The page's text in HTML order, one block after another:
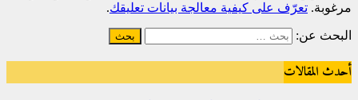
مرغوبة. تعرّف على كيفية معالجة بيانات تعليقك.
البحث عن:
أحدث المقالات